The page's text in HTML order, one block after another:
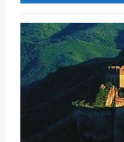
2013